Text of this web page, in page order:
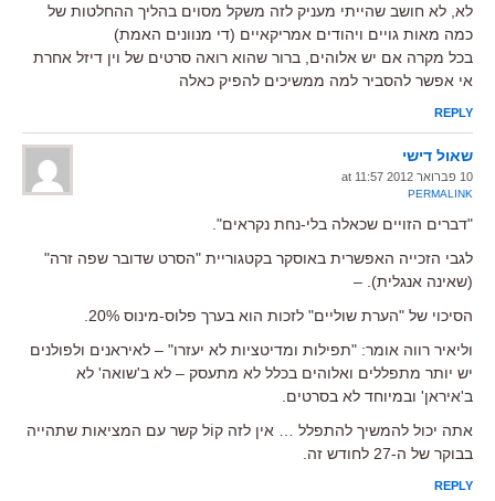
לא, לא חושב שהייתי מעניק לזה משקל מסוים בהליך ההחלטות של
כמה מאות גויים ויהודים אמריקאיים (די מנוונים האמת)
בכל מקרה אם יש אלוהים, ברור שהוא רואה סרטים של וין דיזל אחרת
אי אפשר להסביר למה ממשיכים להפיק כאלה
REPLY
שאול דישי
10 פברואר 2012 at 11:57
PERMALINK
"דברים הזויים שכאלה בלי-נחת נקראים".
לגבי הזכייה האפשרית באוסקר בקטגוריית "הסרט שדובר שפה זרה"
(שאינה אנגלית). –
הסיכוי של "הערת שוליים" לזכות הוא בערך פלוס-מינוס 20%.
וליאיר רווה אומר: "תפילות ומדיטציות לא יעזרו" – לאיראנים ולפולנים
יש יותר מתפללים ואלוהים בכלל לא מתעסק – לא ב'שואה' לא
ב'איראן' ובמיוחד לא בסרטים.
אתה יכול להמשיך להתפלל … אין לזה קוֹל קשר עם המציאות שתהייה
בבוקר של ה-27 לחודש זה.
REPLY